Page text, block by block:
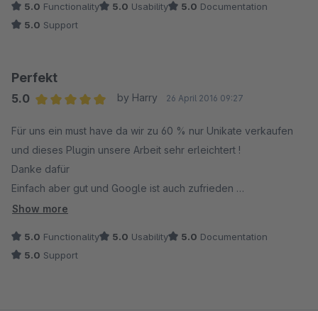
5.0 Functionality 5.0 Usability 5.0 Documentation
5.0 Support
Perfekt
5.0
by Harry 26 April 2016 09:27
Für uns ein must have da wir zu 60 % nur Unikate verkaufen
und dieses Plugin unsere Arbeit sehr erleichtert !
Danke dafür
Einfach aber gut und Google ist auch zufrieden
mfg
Show more
5.0 Functionality 5.0 Usability 5.0 Documentation
5.0 Support